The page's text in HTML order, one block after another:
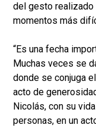
del gesto realizado
momentos más
“Es una fecha
Muchas veces se
donde se conjuga
acto de
Nicolás, con su
personas, en un